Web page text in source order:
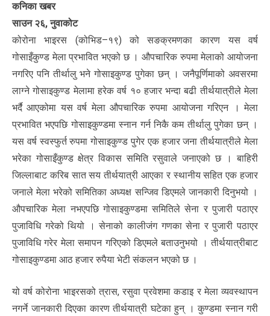
कनिका खबर
साउन २६, नुवाकोट
कोरोना भाइरस (कोभिड–१९) को सङक्रमणका कारण यस वर्ष
गोसाइँकुण्ड मेला प्रभावित भएको छ । औपचारिक रुपमा मेलाको आयोजना
नगरिए पनि तीर्थालु भने गोसाइकुण्ड पुगेका छन् । जनैपूर्णिमाको अवसरमा
लाग्ने गोसाइकुण्ड मेलामा हरेक वर्ष १० हजार भन्दा बढी तीर्थयात्रीले मेला
भर्दै आएकोमा यस वर्ष मेला औपचारिक रुपमा आयोजना गरिएन । मेला
प्रभावित भएपछि गोसाइकुण्डमा स्नान गर्न निकै कम तीर्थालु पुगेका छन् ।
यस वर्ष स्वस्फुर्त रुपमा गोसाइकुण्ड पुगेर एक हजार जना तीर्थयात्रीले मेला
भरेका गोसाइँकुण्ड क्षेत्र विकास समिति रसुवाले जनाएको छ । बाहिरी
जिल्लाबाट करिब सात सय तीर्थयात्री आएका र स्थानीय सहित एक हजार
जनाले मेला भरेको समितिका अध्यक्ष सन्जिव डिएमले जानकारी दिनुभयो ।
औपचारिक मेला नभएपछि गोसाइकुण्डमा समितिले सेना र पुजारी पठाएर
पुजाविधि गरेको थियो । सेनाको कालीजंग गणका सेना र पुजारी पठाएर
पुजाविधि गरेर मेला समापन गरिएको डिएमले बताउनुभयो । तीर्थयात्रीबाट
गोसाइकुण्डमा आठ हजार रुपैया भेटी संकलन भएको छ ।
यो वर्ष कोरोना भाइरसको त्रास, रसुवा प्रवेशमा कडाइ र मेला व्यवस्थापन
नगर्ने जानकारी दिएका कारण तीर्थयात्री घटेका हुन् । कुण्डमा स्नान गरी